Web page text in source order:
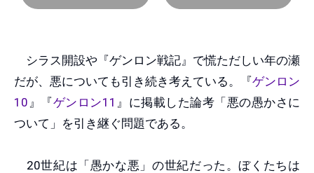
シラス開設や『ゲンロン戦記』で慌ただしい年の瀬
だが、悪についても引き続き考えている。『ゲンロン
10 』『ゲンロン11 』に掲載した論考「悪の愚かさに
ついて」を引き継ぐ問題である。
20世紀は「愚かな悪」の世紀だった。ぼくたちは